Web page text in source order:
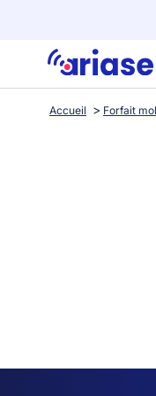
Accueil Forfait